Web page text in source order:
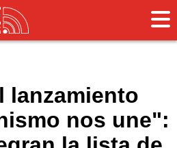
lanzamiento
nos une":